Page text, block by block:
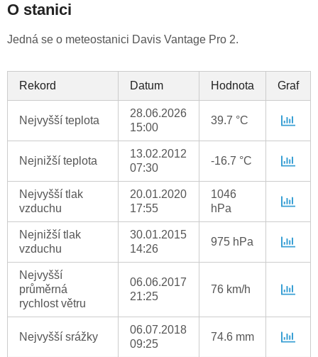
O stanici
Jedná se o meteostanici Davis Vantage Pro 2.
Rekord Datum Hodnota Graf
Nejvyšší teplota
28.06.2026
15:00
39.7 °C
Nejnižší teplota
13.02.2012
07:30
-16.7 °C
Nejvyšší tlak
vzduchu
20.01.2020
17:55
1046
hPa
Nejnižší tlak
vzduchu
30.01.2015
14:26
975 hPa
Nejvyšší
průměrná
rychlost větru
06.06.2017
21:25
76 km/h
Nejvyšší srážky
06.07.2018
09:25
74.6 mm